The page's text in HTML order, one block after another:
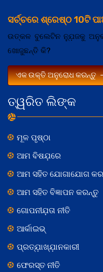
ତ୍ୱରିତ ଲିଙ୍କ
ମୂଳ ପୃଷ୍ଠା
ଆମ ବିଷଯ଼ରେ
ଆମ ସହିତ ଯୋଗାଯୋଗ
ଆମ ସହିତ ବିଜ୍ଞାପନ କରନ୍ତୁ
ଗୋପନୀଯ଼ତା ନୀତି
ଆର୍କାଇଭ୍
ପ୍ରତ୍ଯ଼ାଖ୍ଯ଼ାନକାରୀ
ଫେରସ୍ତ ନୀତି
ସର୍ଚ୍ଚରେ ଶ୍ରେଷ୍ଠ 10ଟି
ଉତ୍କଳ ବୁଲେଟିନ ନ୍ଯ଼ୁଜକୁ
ଖୋଜୁଛନ୍ତି କି?
ଏକ ଉକ୍ତି ଅନୁରୋଧ କରନ୍ତୁ